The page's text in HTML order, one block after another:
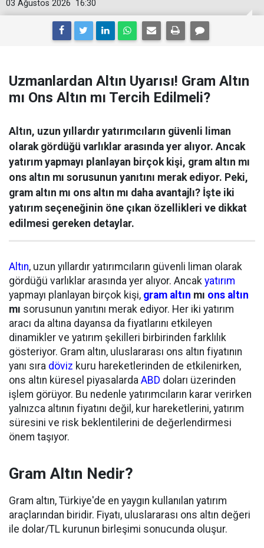
16:30
03 Ağustos 2026
Uzmanlardan Altın Uyarısı! Gram Altın
mı Ons Altın mı Tercih Edilmeli?
Altın, uzun yıllardır yatırımcıların güvenli liman
olarak gördüğü varlıklar arasında yer alıyor. Ancak
yatırım yapmayı planlayan birçok kişi, gram altın mı
ons altın mı sorusunun yanıtını merak ediyor. Peki,
gram altın mı ons altın mı daha avantajlı? İşte iki
yatırım seçeneğinin öne çıkan özellikleri ve dikkat
edilmesi gereken detaylar.
Altın, uzun yıllardır yatırımcıların güvenli liman olarak
gördüğü varlıklar arasında yer alıyor. Ancak yatırım
yapmayı planlayan birçok kişi, gram altın mı ons altın
mı sorusunun yanıtını merak ediyor. Her iki yatırım
aracı da altına dayansa da fiyatlarını etkileyen
dinamikler ve yatırım şekilleri birbirinden farklılık
gösteriyor. Gram altın, uluslararası ons altın fiyatının
yanı sıra döviz kuru hareketlerinden de etkilenirken,
ons altın küresel piyasalarda ABD doları üzerinden
işlem görüyor. Bu nedenle yatırımcıların karar verirken
yalnızca altının fiyatını değil, kur hareketlerini, yatırım
süresini ve risk beklentilerini de değerlendirmesi
önem taşıyor.
Gram Altın Nedir?
Gram altın, Türkiye'de en yaygın kullanılan yatırım
araçlarından biridir. Fiyatı, uluslararası ons altın değeri
ile dolar/TL kurunun birleşimi sonucunda oluşur.